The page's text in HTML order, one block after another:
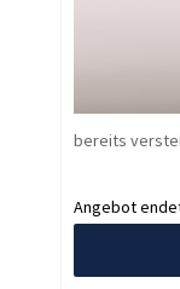
bereits
Angebot